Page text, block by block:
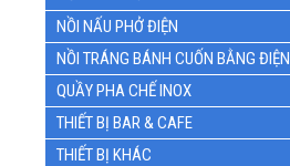
NỒI NẤU PHỞ ĐIỆN
NỒI TRÁNG BÁNH CUỐN BẰNG ĐIỆN
QUẦY PHA CHẾ INOX
THIẾT BỊ BAR & CAFE
THIẾT BỊ KHÁC